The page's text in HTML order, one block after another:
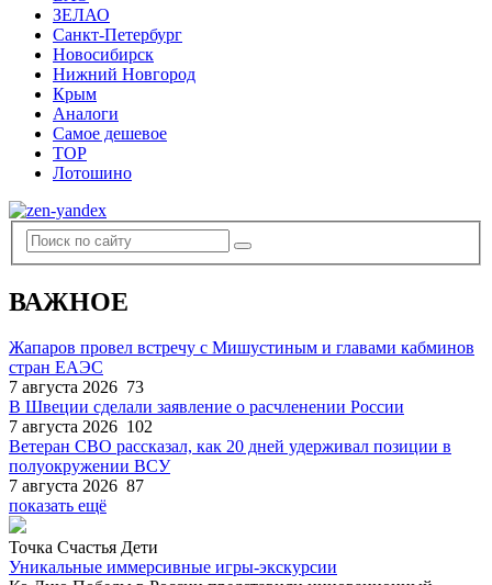
ЗЕЛАО
Санкт-Петербург
Новосибирск
Нижний Новгород
Крым
Аналоги
Самое дешевое
TOP
Лотошино
ВАЖНОЕ
Жапаров провел встречу с Мишустиным и главами кабминов
стран ЕАЭС
7 августа 2026 73
В Швеции сделали заявление о расчленении России
7 августа 2026 102
Ветеран СВО рассказал, как 20 дней удерживал позиции в
полуокружении ВСУ
7 августа 2026 87
показать ещё
Точка Счастья Дети
Уникальные иммерсивные игры-экскурсии